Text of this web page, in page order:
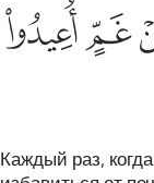
عذاب الحريق ٢٢
فِيهَاﲵﲶ
Каждый раз,